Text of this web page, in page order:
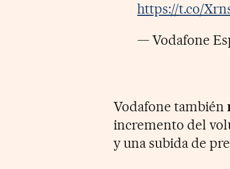
https://t.co/
— Vodafone
Vodafone también
incremento del
y una subida de